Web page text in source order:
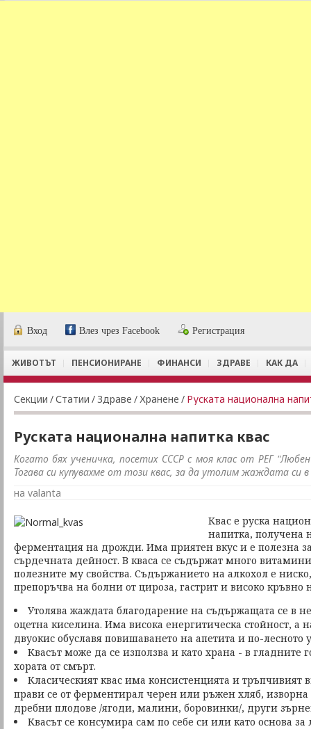
Вход Влез чрез Facebook Регистрация
ЖИВОТЪТ ПЕНСИОНИРАНЕ ФИНАНСИ ЗДРАВЕ КАК ДА
Секции /Статии / Здраве /Хранене / Руската национална
Руската национална напитка квас
Когато бях ученичка, посетих СССР с моя клас от РЕГ
Тогава си купувахме от този квас, за да утолим жаждата си
на valanta
Квас е руска
напитка, получена
ферментация на дрожди. Има приятен вкус и е полезна
сърдечната дейност. В кваса се съдържат много
полезните му свойства. Съдържанието на алкохол е
препоръчва на болни от цироза, гастрит и високо кръвно
Утолява жаждата благодарение на съдържащата се в
оцетна киселина. Има висока енергитическа стойност, а
двуокис обуславя повишаването на апетита и по-лесното
Квасът може да се използва и като храна - в гладните
хората от смърт.
Класическият квас има консистенцията и тръпчивият
прави се от ферментирал черен или ръжен хляб,
дребни плодове /ягоди, малини, боровинки/, други
Квасът се консумира сам по себе си или като основа